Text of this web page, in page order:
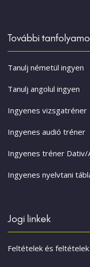
További
Tanulj németül ingyen
Tanulj angolul ingyen
Ingyenes vizsgatréner
Ingyenes audió tréner
Ingyenes tréner Dativ/
Ingyenes nyelvtani
Jogi linkek
Feltételek és feltételek